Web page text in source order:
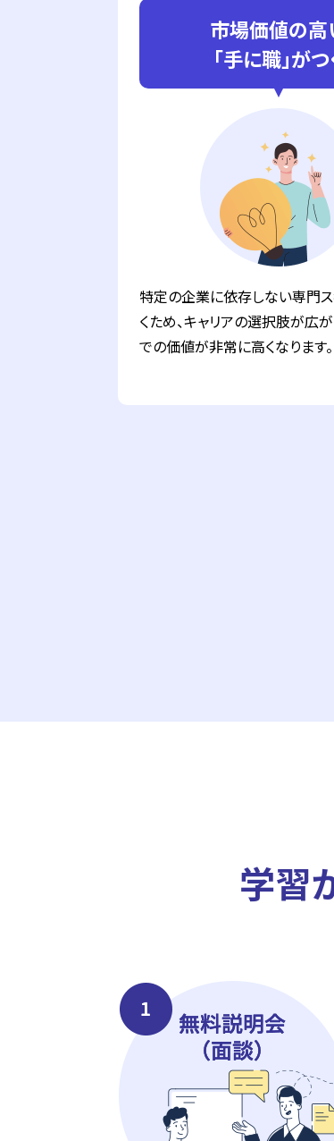
市場価値の高
「手に職」がつ
特定の企業に依存しない専門
くため、キャリアの選択肢が広
での価値が非常に高くなります。
学習